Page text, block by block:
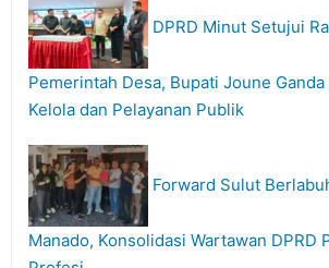
DPRD Minut Setujui
Pemerintah Desa, Bupati Joune
Kelola dan Pelayanan Publik
Forward Sulut
Manado, Konsolidasi Wartawan DPRD